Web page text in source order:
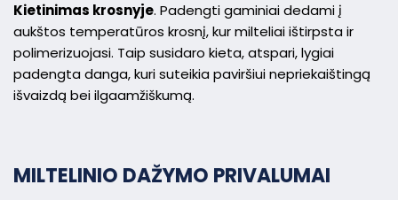
Kietinimas krosnyje. Padengti gaminiai dedami į
aukštos temperatūros krosnį, kur milteliai ištirpsta ir
polimerizuojasi. Taip susidaro kieta, atspari, lygiai
padengta danga, kuri suteikia paviršiui nepriekaištingą
išvaizdą bei ilgaamžiškumą.
MILTELINIO DAŽYMO PRIVALUMAI